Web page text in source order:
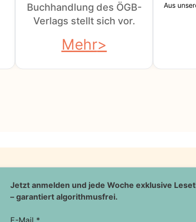
Buchhandlung des ÖGB-
Verlags stellt sich vor.
Mehr
Aus